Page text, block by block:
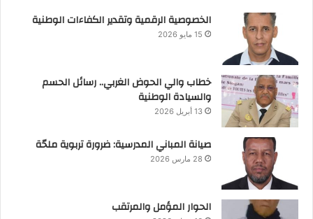
الخصوصية الرقمية وتقدير الكفاءات الوطنية
15 مايو 2026
خطاب والي الحوض الغربي.. رسائل الحسم
والسيادة الوطنية
13 أبريل 2026
صيانة المباني المدرسية: ضرورة تربوية ملحّة
28 مارس 2026
الحوار المؤمل والمرتقب